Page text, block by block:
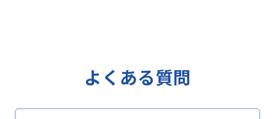
よくある質問